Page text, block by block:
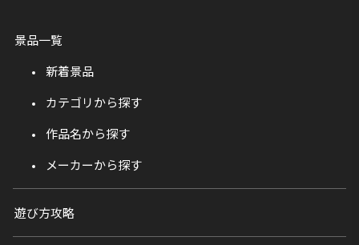
景品一覧
新着景品
カテゴリから探す
作品名から探す
メーカーから探す
遊び方攻略